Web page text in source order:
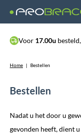
Voor 17.00u besteld,
Home | Bestellen
Bestellen
Nadat u het door u
gevonden heeft, dient